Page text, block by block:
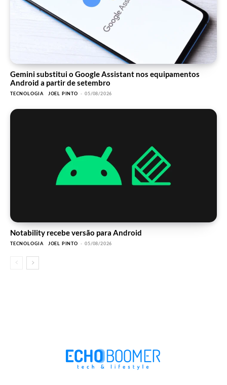
Gemini substitui o Google Assistant nos equipamentos
Android a partir de setembro
TECNOLOGIA JOEL PINTO - 05/08/2026
Notability recebe versão para Android
TECNOLOGIA JOEL PINTO - 05/08/2026